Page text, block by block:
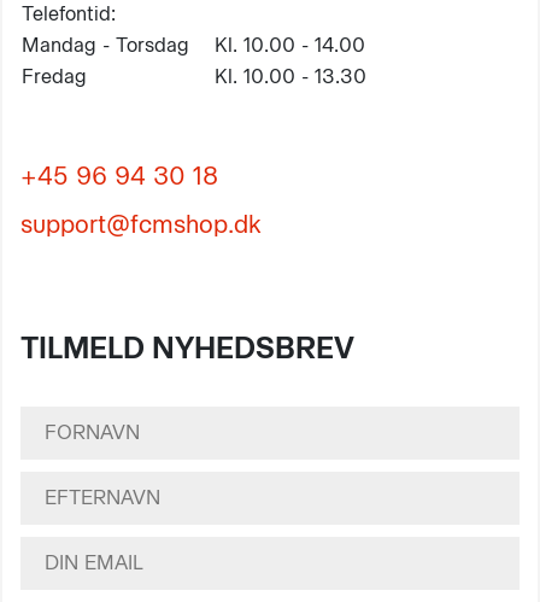
Telefontid:
Mandag - Torsdag
Kl. 10.00 - 14.00
Fredag
Kl. 10.00 - 13.30
+45 96 94 30 18
support@fcmshop.dk
TILMELD NYHEDSBREV